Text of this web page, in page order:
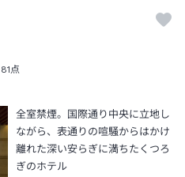
81点
全室禁煙。国際通り中央に立地し
ながら、表通りの喧騒からはかけ
離れた深い安らぎに満ちたくつろ
ぎのホテル